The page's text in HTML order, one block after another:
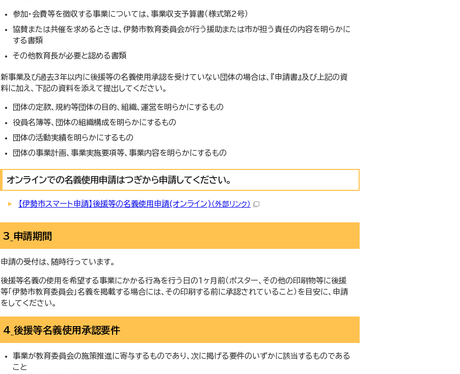
参加・会費等を徴収する事業については、事業収支予算書（様式第2号）
協賛または共催を求めるときは、伊勢市教育委員会が行う援助または市が担う責任の内容を明らかに
する書類
その他教育長が必要と認める書類
新事業及び過去3年以内に後援等の名義使用承認を受けていない団体の場合は、『申請書』及び上記の資
料に加え、下記の資料を添えて提出してください。
団体の定款、規約等団体の目的、組織、運営を明らかにするもの
役員名簿等、団体の組織構成を明らかにするもの
団体の活動実績を明らかにするもの
団体の事業計画、事業実施要項等、事業内容を明らかにするもの
オンラインでの名義使用申請はつぎから申請してください。
【伊勢市スマート申請】後援等の名義使用申請(オンライン) （外部リンク）
3_申請期間
申請の受付は、随時行っています。
後援等名義の使用を希望する事業にかかる行為を行う日の1ヶ月前（ポスター、その他の印刷物等に後援
等「伊勢市教育委員会」名義を掲載する場合には、その印刷する前に承認されていること）を目安に、申請
をしてください。
4_後援等名義使用承認要件
事業が教育委員会の施策推進に寄与するものであり、次に掲げる要件のいずかに該当するものである
こと